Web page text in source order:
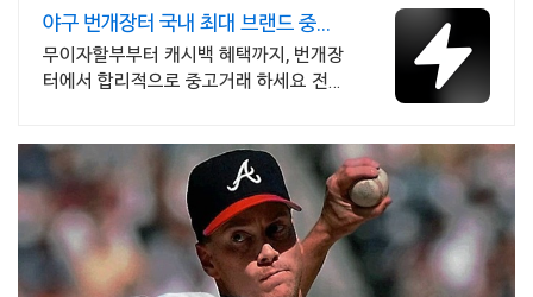
야구 번개장터 국내 최대 브랜드 중고
거래
무이자할부부터 캐시백 혜택까지, 번개장
터에서 합리적으로 중고거래 하세요 전국